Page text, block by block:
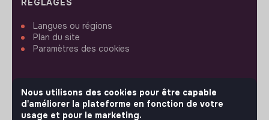
RÉGLAGES
Langues ou régions
Plan du site
Paramètres des cookies
SUIVEZ-NOUS
Nous utilisons des cookies pour être capable
d'améliorer la plateforme en fonction de votre
usage et pour le marketing.